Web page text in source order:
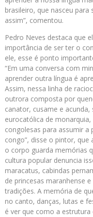
brasileiro, que nasceu
assim”, comentou.
Pedro Neves destaca que
importância de ser ter o
ele, esse é ponto
“Em uma conversa com
aprender outra língua é
Assim, nessa linha de
outrora composta por
canator, cusame e
eurocatólica de
congolesas para assumir a
congo”, disse o pintor, que
o corpo guarda memórias
cultura popular denuncia
maracatus, cabindas
de princesas maranhense
tradições. A memória de
no canto, danças, lutas e
é ver que como a estrutura